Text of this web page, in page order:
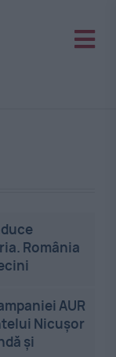
România
AUR
Nicușor
și